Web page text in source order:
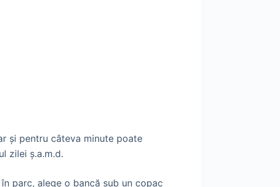
şi pentru câteva minute poate
zilei ş.a.m.d.
parc, alege o bancă sub un copac